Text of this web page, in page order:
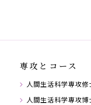
専攻とコース
人間生活科学専攻
人間生活科学専攻